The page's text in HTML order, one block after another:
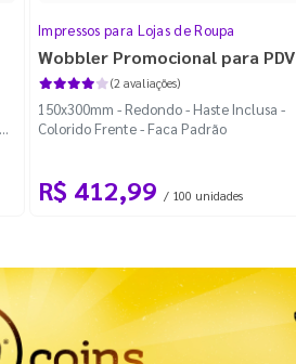
Impressos para Lojas de Roupa
Wobbler Promocional para PDV
(2 avaliações)
150x300mm - Redondo - Haste Inclusa -
Colorido Frente - Faca Padrão
R$ 412,99 / 100 unidades